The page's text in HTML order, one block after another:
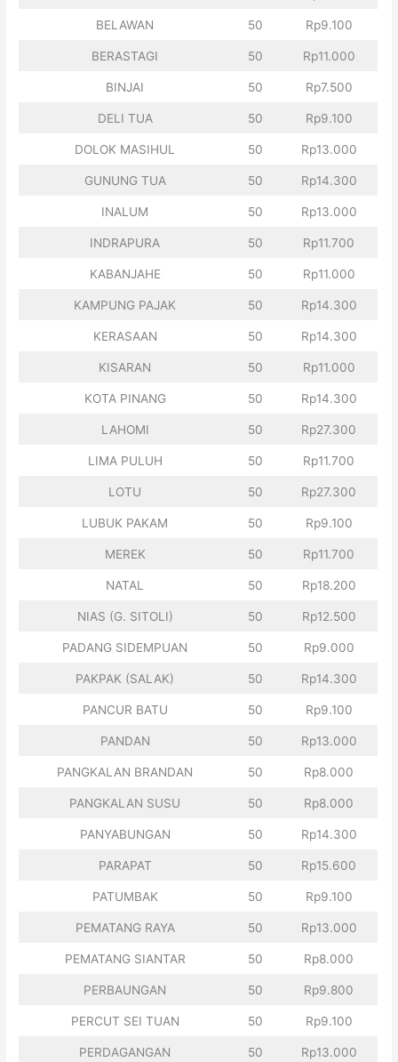
BELAWAN 50 Rp9.100
BERASTAGI 50 Rp11.000
BINJAI 50 Rp7.500
DELI TUA 50 Rp9.100
DOLOK MASIHUL 50 Rp13.000
GUNUNG TUA 50 Rp14.300
INALUM 50 Rp13.000
INDRAPURA 50 Rp11.700
KABANJAHE 50 Rp11.000
KAMPUNG PAJAK 50 Rp14.300
KERASAAN 50 Rp14.300
KISARAN 50 Rp11.000
KOTA PINANG 50 Rp14.300
LAHOMI 50 Rp27.300
LIMA PULUH 50 Rp11.700
LOTU 50 Rp27.300
LUBUK PAKAM 50 Rp9.100
MEREK 50 Rp11.700
NATAL 50 Rp18.200
NIAS (G. SITOLI) 50 Rp12.500
PADANG SIDEMPUAN 50 Rp9.000
PAKPAK (SALAK) 50 Rp14.300
PANCUR BATU 50 Rp9.100
PANDAN 50 Rp13.000
PANGKALAN BRANDAN 50 Rp8.000
PANGKALAN SUSU 50 Rp8.000
PANYABUNGAN 50 Rp14.300
PARAPAT 50 Rp15.600
PATUMBAK 50 Rp9.100
PEMATANG RAYA 50 Rp13.000
PEMATANG SIANTAR 50 Rp8.000
PERBAUNGAN 50 Rp9.800
PERCUT SEI TUAN 50 Rp9.100
PERDAGANGAN 50 Rp13.000